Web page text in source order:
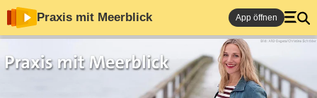
Praxis mit Meerblick App öffnen